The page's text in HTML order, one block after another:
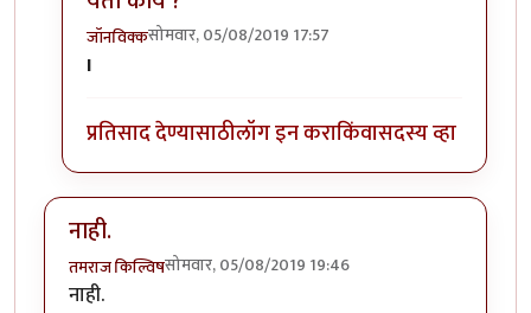
जॉनविक्कसोमवार, 05/08/2019 17:57
In reply to
I
प्रतिसाद देण्यासाठीलॉग इन कराकिंवासदस्य व्हा
नाही.
तमराज किल्विषसोमवार, 05/08/2019 19:46
नाही.